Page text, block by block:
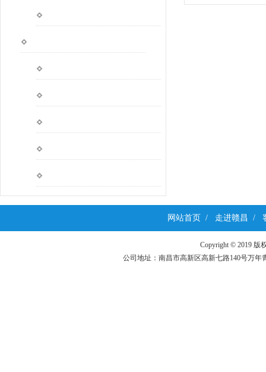
网站首页 / 走进赣昌 /
Copyright © 2019
公司地址：南昌市高新区高新七路140号万年